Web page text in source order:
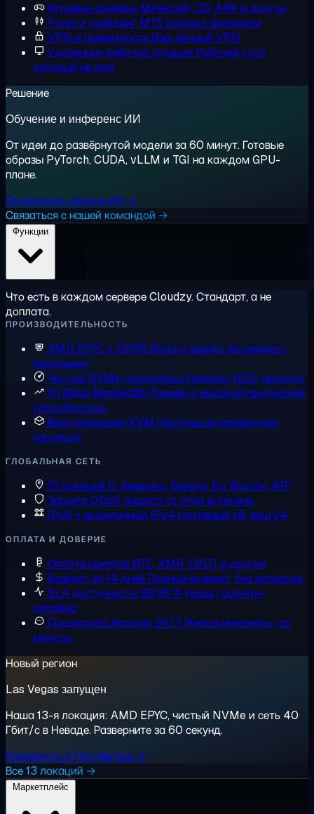
Игровые серверы Minecraft, CS, ARK и другое
Forex и трейдинг MT5 рядом с брокером
VPN и приватностьВаш личный VPN
Удалённая рабочая станцияРабочий стол,
который не спит
Решение
Обучение и инференс ИИ
От идеи до развёрнутой модели за 60 минут. Готовые
образы PyTorch, CUDA, vLLM и TGI на каждом GPU-
плане.
Посмотреть задачи ИИ →
Связаться с нашей командой →
Что есть в каждом сервере Cloudzy. Стандарт, а не
доплата.
ПРОИЗВОДИТЕЛЬНОСТЬ
AMD EPYC + DDR5 Ядра и память последнего
поколения
Чистое NVMe-хранилищеНикаких HDD, никогда
10 Gbps Bandwidth Тарифы с высокой пропускной
способностью
Виртуализация KVM Настоящая аппаратная
изоляция
ГЛОБАЛЬНАЯ СЕТЬ
13 локаций С. Америка, Европа, Бл. Восток, АТР
Защита DDoS Защита от атак встроена
IPv6 + выделенный IPv4 Нативный v6, ваш v4
ОПЛАТА И ДОВЕРИЕ
Оплата криптой BTC, XMR, USDT и другие
Возврат за 14 дней Полный возврат, без вопросов
SLA доступности 99,95 % Наша гарантия
аптайма
Поддержка людьми 24/7Живые инженеры, за
минуты
Новый регион
Las Vegas запущен
Наша 13-я локация: AMD EPYC, чистый NVMe и сеть 40
Гбит/с в Неваде. Разверните за 60 секунд.
Развернуть в Лас-Вегасе →
Все 13 локаций →